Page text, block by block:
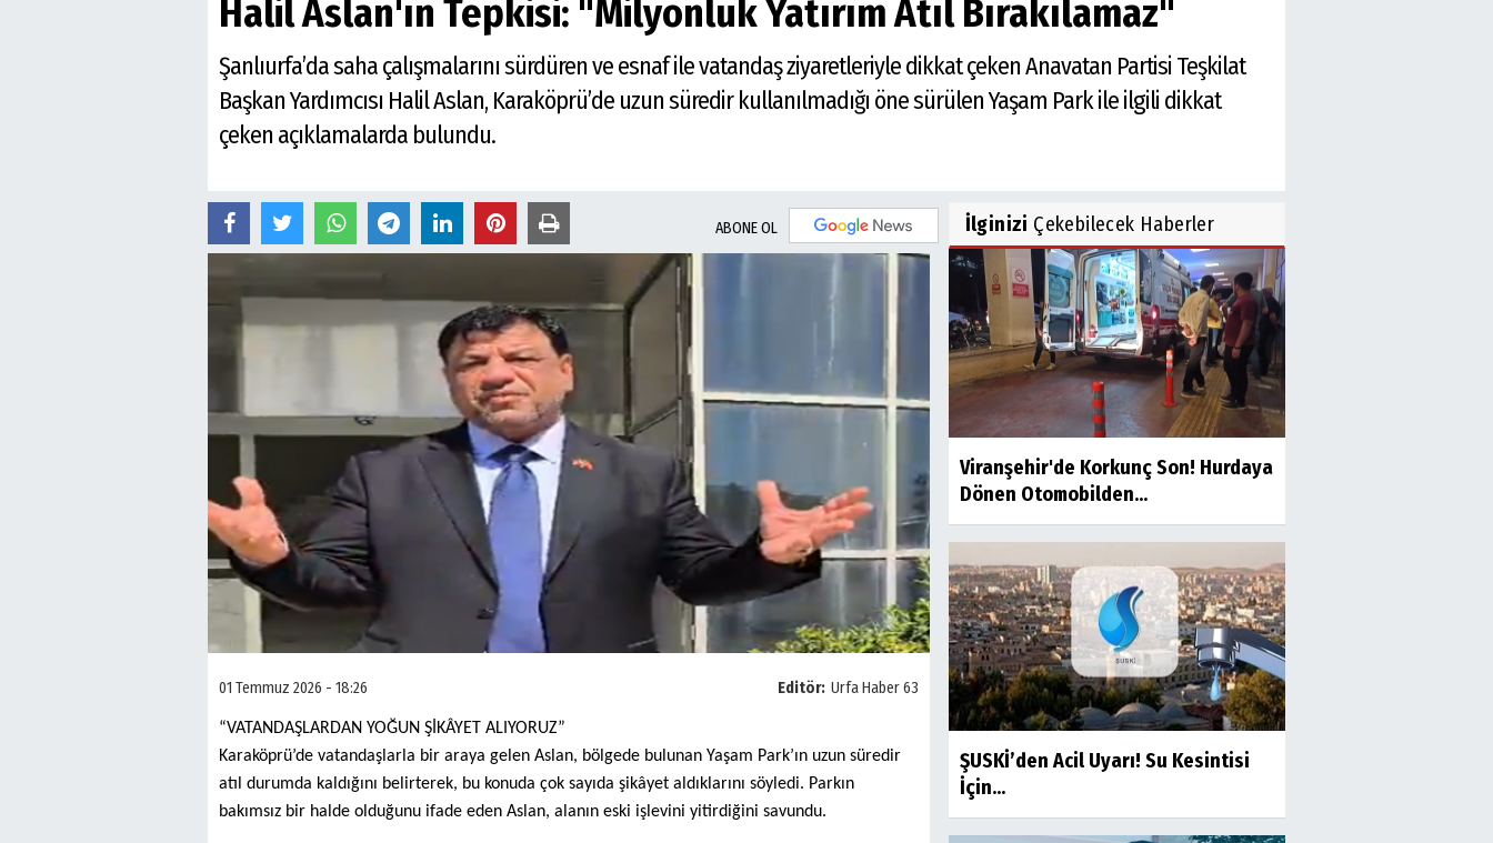
Halil Aslan'ın Tepkisi: "Milyonluk Yatırım Atıl Bırakılamaz"
Şanlıurfa’da saha çalışmalarını sürdüren ve esnaf ile vatandaş ziyaretleriyle dikkat çeken Anavatan Partisi Teşkilat
Başkan Yardımcısı Halil Aslan, Karaköprü’de uzun süredir kullanılmadığı öne sürülen Yaşam Park ile ilgili dikkat
çeken açıklamalarda bulundu.
ABONE OL
Editör: Urfa Haber 63
01 Temmuz 2026 - 18:26
“VATANDAŞLARDAN YOĞUN ŞİKÂYET ALIYORUZ”
Karaköprü’de vatandaşlarla bir araya gelen Aslan, bölgede bulunan Yaşam Park’ın uzun süredir
atıl durumda kaldığını belirterek, bu konuda çok sayıda şikâyet aldıklarını söyledi. Parkın
bakımsız bir halde olduğunu ifade eden Aslan, alanın eski işlevini yitirdiğini savundu.
İlginizi Çekebilecek Haberler
Viranşehir'de Korkunç Son! Hurdaya
Dönen Otomobilden...
ŞUSKİ’den Acil Uyarı! Su Kesintisi
İçin...